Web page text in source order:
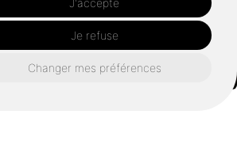
J'accepte
Je refuse
Changer mes préférences
également ici :